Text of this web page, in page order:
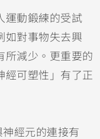
運動鍛練的受試
如對事物失去興
所減少。更重要的
經可塑性」有了正
經元的連接有